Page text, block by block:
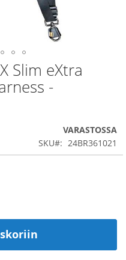
Slim eXtra
-
VARASTOSSA
SKU
24BR361021